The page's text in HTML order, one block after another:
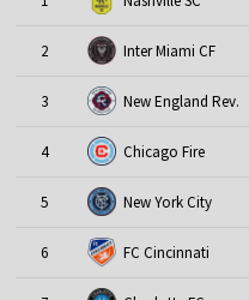
2 Inter Miami CF
3 New England Rev.
4 Chicago Fire
5 New York City
6 FC Cincinnati